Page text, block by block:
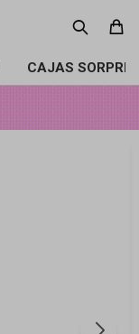
CAJAS